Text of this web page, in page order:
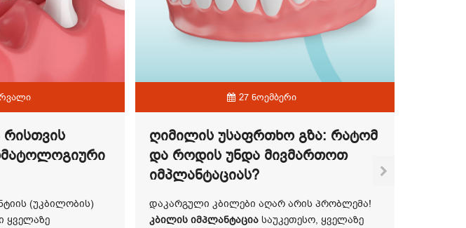
Რისთვის
(უკბილობის)
ყველაზე
27 ნოემბერი
Ღიმილის Უსაფრთხო Გზა: Რატომ
Და Როდის Უნდა Მივმართოთ
Იმპლანტაციას?
დაკარგული კბილები აღარ არის პრობლემა!
კბილის იმპლანტაცია საუკეთესო, ყველაზე